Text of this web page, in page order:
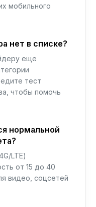
мобильного
нет в списке?
еще
тест
чтобы помочь
нормальной
LTE)
от 15 до 40
видео, соцсетей